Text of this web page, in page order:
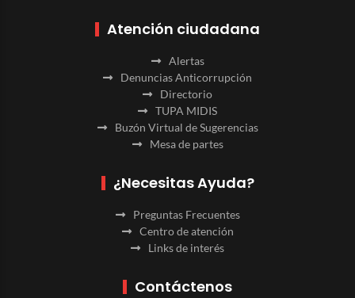
Atención ciudadana
Alertas
Denuncias Anticorrupción
Directorio
TUPA MIDIS
Buzón Virtual de Sugerencias
Mesa de partes
¿Necesitas Ayuda?
Preguntas Frecuentes
Centro de atención
Links de interés
Contáctenos